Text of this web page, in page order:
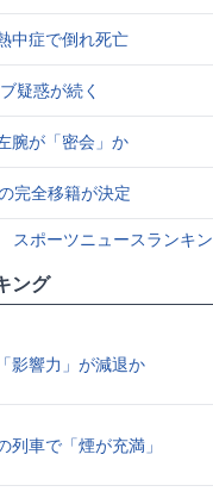
中症で倒れ死亡
疑惑が続く
腕が「密会」か
完全移籍が決定
スポーツニュースランキ
ング
影響力」が減退か
列車で「煙が充満」